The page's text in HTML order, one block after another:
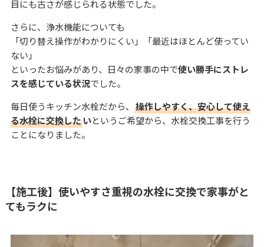
目にも古さが感じられる状態でした。
さらに、浄水機能についても
「切り替え操作がわかりにくい」「最近はほとんど使ってい
ない」
といったお悩みがあり、日々の家事の中で使い勝手にストレ
スを感じている状況でした。
毎日使うキッチン水栓だから、 操作しやすく、安心して使え
る水栓に交換したいというご希望から、水栓交換工事を行う
ことになりました。
【施工後】使いやすさ重視の水栓に交換で家事がと
てもラクに